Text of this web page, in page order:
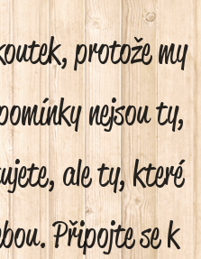
protože my
nejsou ty,
ale ty, které
Připojte se k